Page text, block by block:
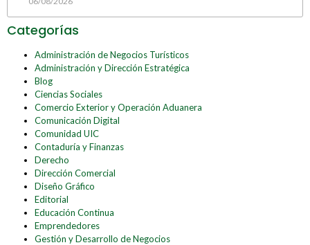
Categorías
Administración de Negocios Turísticos
Administración y Dirección Estratégica
Blog
Ciencias Sociales
Comercio Exterior y Operación Aduanera
Comunicación Digital
Comunidad UIC
Contaduría y Finanzas
Derecho
Dirección Comercial
Diseño Gráfico
Editorial
Educación Continua
Emprendedores
Gestión y Desarrollo de Negocios